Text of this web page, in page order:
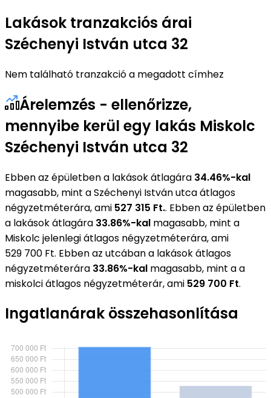
Lakások tranzakciós árai
Széchenyi István utca 32
Nem található tranzakció a megadott címhez
Árelemzés - ellenőrizze,
mennyibe kerül egy lakás Miskolc
Széchenyi István utca 32
Ebben az épületben a lakások átlagára 34.46%-kal
magasabb, mint a Széchenyi István utca átlagos
négyzetméterára, ami 527 315 Ft.. Ebben az épületben
a lakások átlagára 33.86%-kal magasabb, mint a
Miskolc jelenlegi átlagos négyzetméterára, ami
529 700 Ft. Ebben az utcában a lakások átlagos
négyzetméterára 33.86%-kal magasabb, mint a a
miskolci átlagos négyzetméterár, ami 529 700 Ft.
Ingatlanárak összehasonlítása